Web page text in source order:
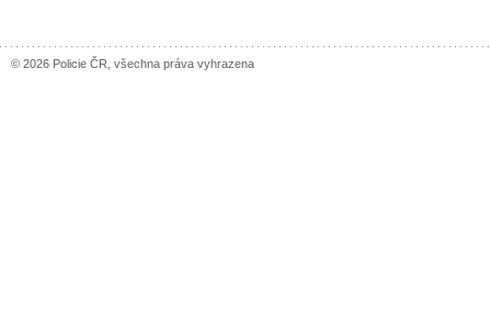
© 2026 Policie ČR, všechna práva vyhrazena